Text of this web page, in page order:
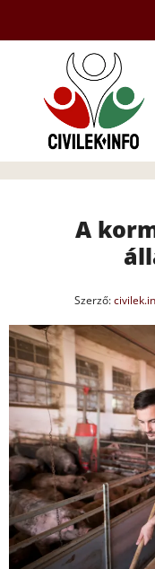
tartalomba
A
Szerző: